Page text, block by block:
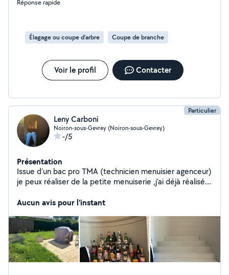
Réponse rapide
Élagage ou coupe d'arbre Coupe de branche
Voir le profil Contacter
Particulier
Leny Carboni
Noiron-sous-Gevrey (Noiron-sous-Gevrey)
-/5
Présentation
Issue d'un bac pro TMA (technicien menuisier agenceur)
je peux réaliser de la petite menuiserie ,j'ai déjà réalisé
mini bar en escalier à la main et réalisé une grange .J'ai
tailler les haie etc .N'hésitez pas à me contacter pour
vous faire part de mes disponibilités.
Aucun avis pour l'instant